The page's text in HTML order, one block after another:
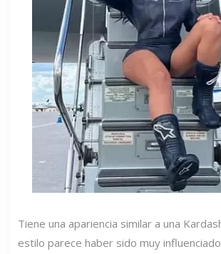
Tiene una apariencia similar a una
estilo parece haber sido muy